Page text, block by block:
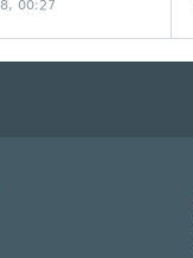
00:27